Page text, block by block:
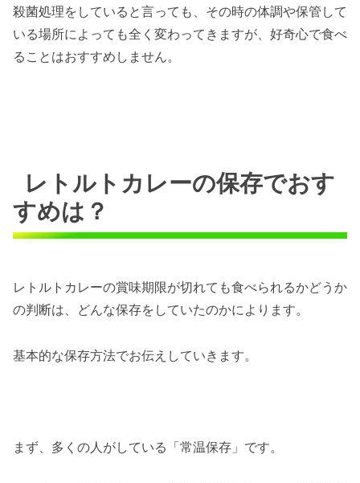
殺菌処理をしていると言っても、その時の体調や保管して
いる場所によっても全く変わってきますが、好奇心で食べ
ることはおすすめしません。
レトルトカレーの保存でおす
すめは？
レトルトカレーの賞味期限が切れても食べられるかどうか
の判断は、どんな保存をしていたのかによります。
基本的な保存方法でお伝えしていきます。
まず、多くの人がしている「常温保存」です。